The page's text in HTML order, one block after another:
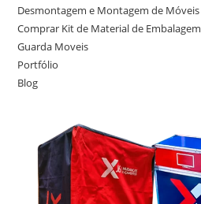
Desmontagem e Montagem de Móveis
Comprar Kit de Material de Embalagem
Guarda Moveis
Portfólio
Blog